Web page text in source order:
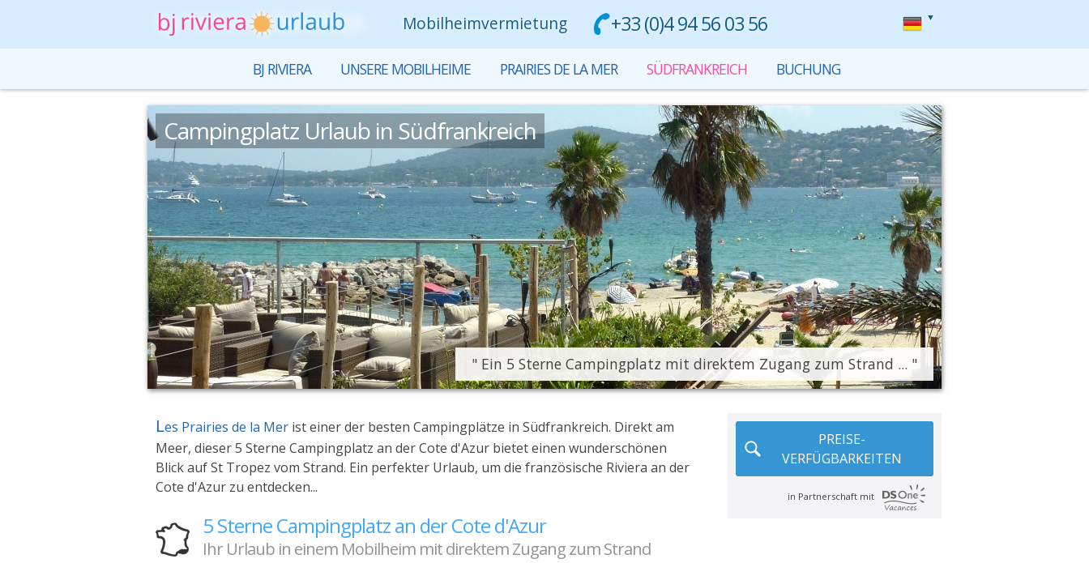
Mobilheimvermietung +33 (0)4 94 56 03 56
BJ RIVIERA UNSERE MOBILHEIME PRAIRIES DE LA MER SÜDFRANKREICH BUCHUNG
Campingplatz Urlaub in Südfrankreich
" Ein 5 Sterne Campingplatz mit direktem Zugang zum Strand ... "
Les Prairies de la Mer ist einer der besten Campingplätze in Südfrankreich. Direkt am
Meer, dieser 5 Sterne Campingplatz an der Cote d'Azur bietet einen wunderschönen
Blick auf St Tropez vom Strand. Ein perfekter Urlaub, um die französische Riviera an der
Cote d'Azur zu entdecken...
5 Sterne Campingplatz an der Cote d'Azur
Ihr Urlaub in einem Mobilheim mit direktem Zugang zum Strand
PREISE-
VERFÜGBARKEITEN
in Partnerschaft mit